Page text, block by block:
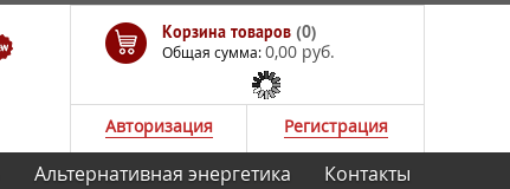
Корзина товаров (0)
Общая сумма:0,00 руб.
Авторизация Регистрация
Альтернативная энергетика Контакты